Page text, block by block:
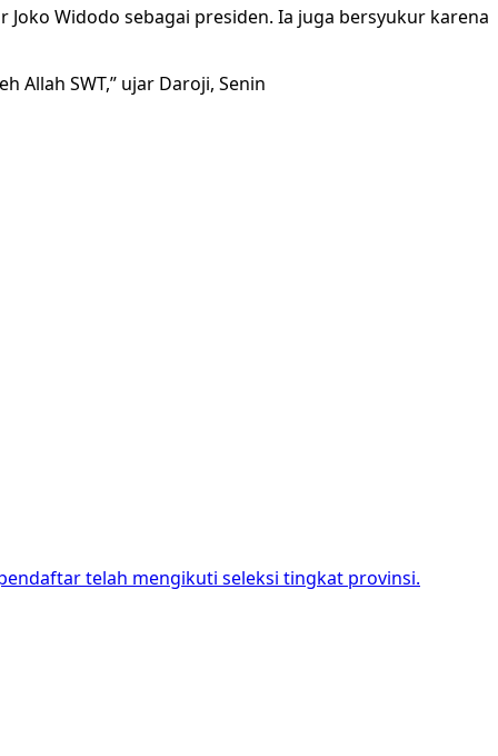
Widodo sebagai presiden. Ia juga bersyukur karena
Allah SWT,” ujar Daroji, Senin